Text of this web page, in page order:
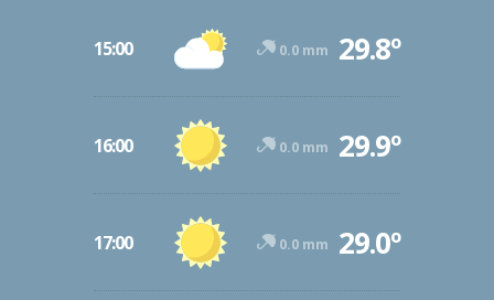
15:00 0.0 mm 29.8º
16:00 0.0 mm 29.9º
17:00 0.0 mm 29.0º